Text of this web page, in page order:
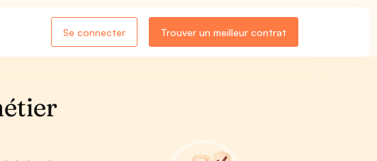
Se connecter Trouver un meilleur contrat